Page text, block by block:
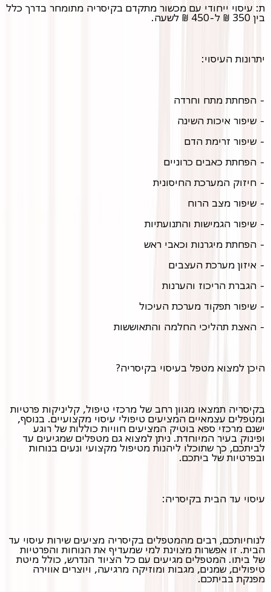
ת: עיסוי ייחודי עם מכשור מתקדם בקיסריה מתומחר בדרך כלל
בין 350 ₪ ל-450 ₪ לשעה.
יתרונות העיסוי:
- הפחתת מתח וחרדה
- שיפור איכות השינה
- שיפור זרימת הדם
- הפחתת כאבים כרוניים
- חיזוק המערכת החיסונית
- שיפור מצב הרוח
- שיפור הגמישות והתנועתיות
- הפחתת מיגרנות וכאבי ראש
- איזון מערכת העצבים
- הגברת הריכוז והערנות
- שיפור תפקוד מערכת העיכול
- האצת תהליכי החלמה והתאוששות
היכן למצוא מטפל בעיסוי בקיסריה?
בקיסריה תמצאו מגוון רחב של מרכזי טיפול, קליניקות פרטיות
ומטפלים עצמאיים המציעים טיפולי עיסוי מקצועיים. בנוסף,
ישנם מרכזי ספא בוטיק המציעים חוויות כוללות של רוגע
ופינוק בעיר המיוחדת. ניתן למצוא גם מטפלים שמגיעים עד
לביתכם, כך שתוכלו ליהנות מטיפול מקצועי ונעים בנוחות
ובפרטיות של ביתכם.
עיסוי עד הבית בקיסריה:
לנוחיותכם, רבים מהמטפלים בקיסריה מציעים שירות עיסוי עד
הבית. זו אפשרות מצוינת למי שמעדיף את הנוחות והפרטיות
של ביתו. המטפלים מגיעים עם כל הציוד הנדרש, כולל מיטת
טיפולים, שמנים, מגבות ומוזיקה מרגיעה, ויוצרים אווירה
מפנקת בביתכם.